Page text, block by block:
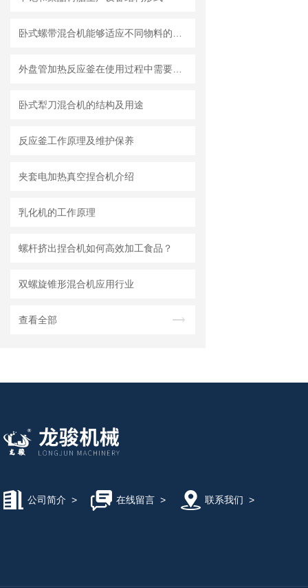
卧式犁刀混合机的结构及用途
反应釜工作原理及维护保养
夹套电加热真空捏合机介绍
乳化机的工作原理
螺杆挤出捏合机如何高效加工食品？
双螺旋锥形混合机应用行业
查看全部
公司简介 > 在线留言> 联系我们 >